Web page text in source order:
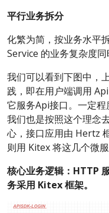
平行业务拆分
化繁为简，按业务水平
Service 的业务复杂度同
我们可以看到下图中，
践，即在用户端调用
它服务Api接口。一定
我们也是按照这个理念
心，接口应用由 Hertz
则用 Kitex 将这几个微服
核心业务逻辑：HTTP
务采用 Kitex 框架。